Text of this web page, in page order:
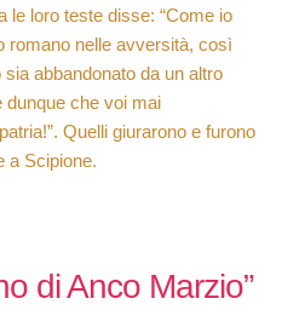
le loro teste disse: “Come io
romano nelle avversità, così
abbandonato da un altro
dunque che voi mai
Quelli giurarono e furono
a Scipione.
di Anco Marzio”